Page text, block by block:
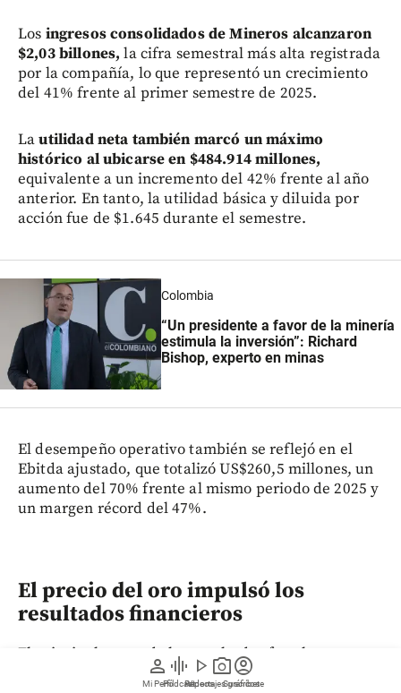
person
Mi Perfil
graphic_eq
Pódcast
play_arrow
Videos
photo_camera
Reportajes gráficos
account_circle
Suscríbete
Los ingresos consolidados de Mineros alcanzaron
$2,03 billones,la cifra semestral más alta registrada
por la compañía, lo que representó un crecimiento
del 41% frente al primer semestre de 2025.
Lautilidad neta también marcó un máximo
histórico al ubicarse en $484.914 millones,
equivalente a un incremento del 42% frente al año
anterior. En tanto, la utilidad básica y diluida por
acción fue de $1.645 durante el semestre.
Colombia
“Un presidente a favor de la minería
estimula la inversión”: Richard
Bishop, experto en minas
El desempeño operativo también se reflejó en el
Ebitda ajustado, que totalizó US$260,5 millones, un
aumento del 70% frente al mismo periodo de 2025 y
un margen récord del 47%.
El precio del oro impulsó los
resultados financieros
El principal motor de los resultados fue el
comportamiento del mercado internacional del